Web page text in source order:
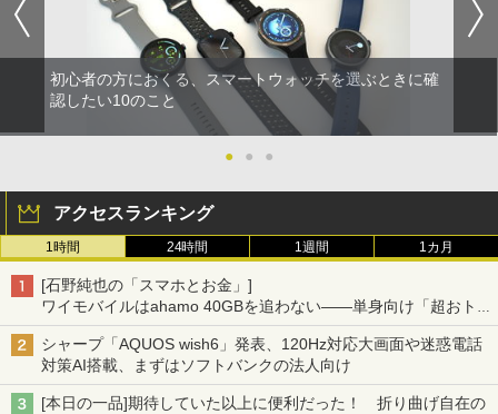
初心者の方におくる、スマートウォッチを選ぶときに確
認したい10のこと
● ● ●
アクセスランキング
1時間 24時間 1週間 1カ月
[石野純也の「スマホとお金」]
ワイモバイルはahamo 40GBを追わない――単身向け「超おトク
割」の安さと1年限定の注意点
シャープ「AQUOS wish6」発表、120Hz対応大画面や迷惑電話
対策AI搭載、まずはソフトバンクの法人向け
[本日の一品]期待していた以上に便利だった！ 折り曲げ自在の